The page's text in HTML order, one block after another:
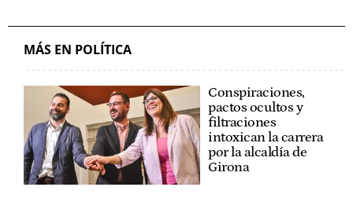
MÁS EN POLÍTICA
Conspiraciones,
pactos ocultos y
filtraciones
intoxican la carrera
por la alcaldía de
Girona